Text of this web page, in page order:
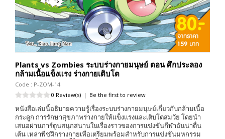
Plants vs Zombies ระบบร่างกายมนุษย์ ตอน ศึกประลอง
กล้ามเนื้อแข็งแรง ร่างกายเติบโต
Code : P-ZOM-14
0 Review(s) | Be the first to review
หนังสือเล่มนี้อธิบายความรู้เรื่องระบบร่างกายมนุษย์เกี่ยวกับกล้ามเนื้อ
กระดูก การรักษาสุขภาพร่างกายให้เเข็งเเรงและเติบโตสมวัย โดยนำ
เสนอผ่านการ์ตูนสนุกสนานในเรื่องราวของการแข่งขันกีฬาอันน่าตื่น
เต้น เหล่าพืชฝึกร่างกายเพื่อเตรียมพร้อมสำหรับการแข่งขันมหกรรม